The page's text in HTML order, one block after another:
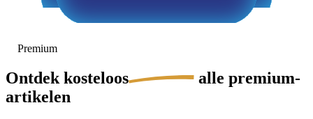
Premium
Ontdek kosteloos
alle premium-
artikelen